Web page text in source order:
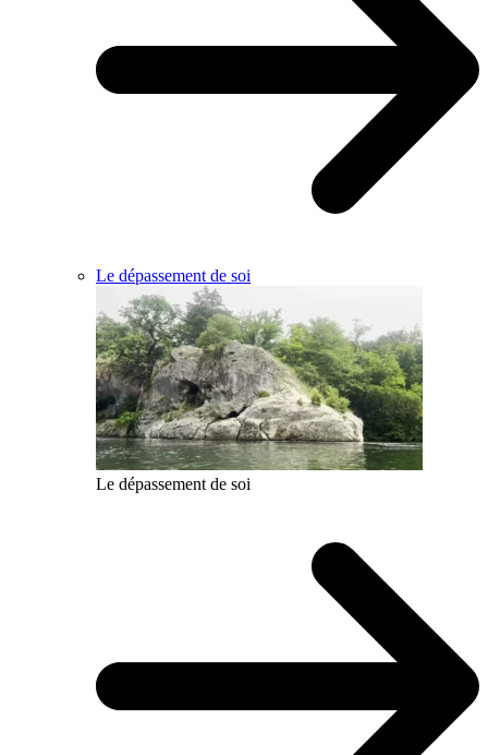
Le dépassement de soi
Le dépassement de soi